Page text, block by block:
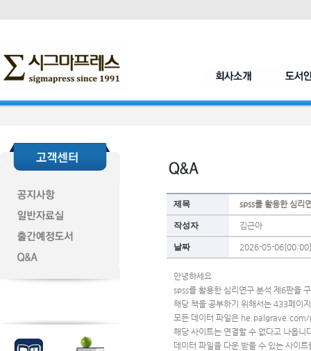
제목 spss를 활용한 심리
작성자 김근아
날짜 2026-05-06[00:00]
안녕하세요
spss를 활용한 심리연구 분석 제6판을
해당 책을 공부하기 위해서는 433페이
모든 데이터 파일은
해당 사이트는 연결할 수 없다고 나옵니
데이터 파일을 다운 받을 수 있는 사이